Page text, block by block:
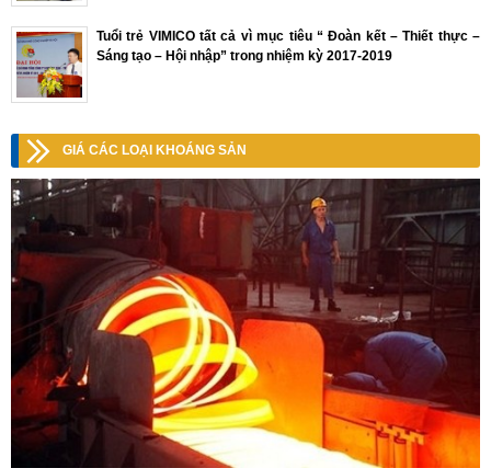
Tuổi trẻ VIMICO tất cả vì mục tiêu “ Đoàn kết – Thiết thực –
Sáng tạo – Hội nhập” trong nhiệm kỳ 2017-2019
GIÁ CÁC LOẠI KHOÁNG SẢN